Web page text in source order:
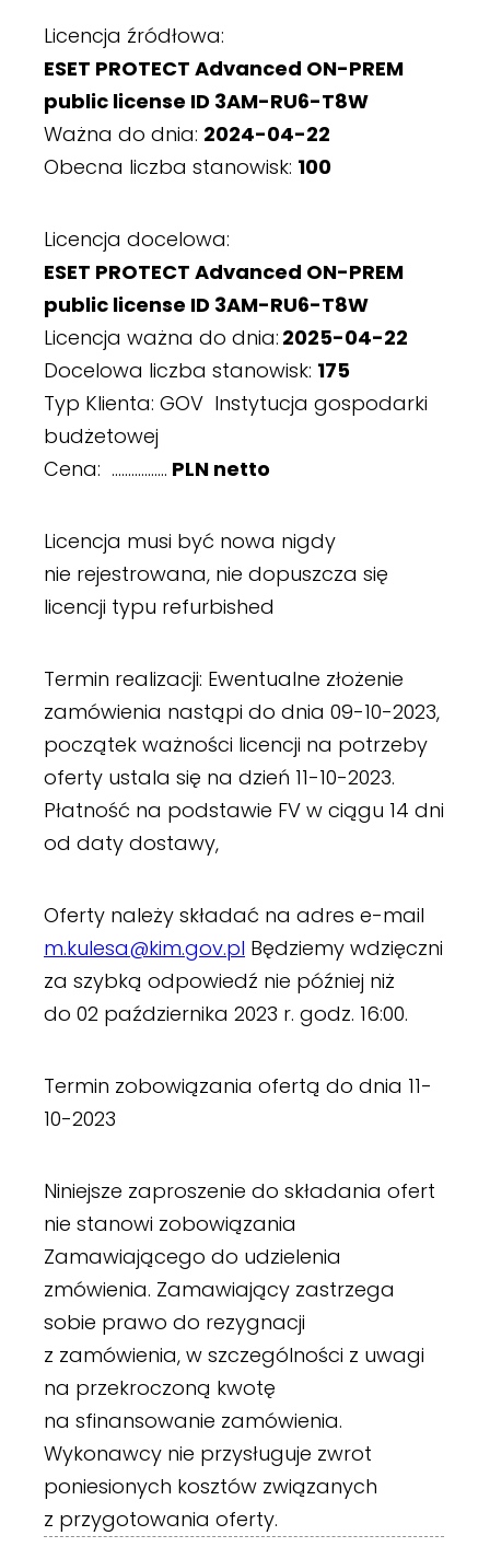
Licencja źródłowa:
ESET PROTECT Advanced ON-PREM
public license ID 3AM-RU6-T8W
Ważna do dnia: 2024-04-22
Obecna liczba stanowisk: 100
Licencja docelowa:
ESET PROTECT Advanced ON-PREM
public license ID 3AM-RU6-T8W
Licencja ważna do dnia: 2025-04-22
Docelowa liczba stanowisk: 175
Typ Klienta: GOV Instytucja gospodarki
budżetowej
Cena: …………….. PLN netto
Licencja musi być nowa nigdy
nie rejestrowana, nie dopuszcza się
licencji typu refurbished
Termin realizacji: Ewentualne złożenie
zamówienia nastąpi do dnia 09-10-2023,
początek ważności licencji na potrzeby
oferty ustala się na dzień 11-10-2023.
Płatność na podstawie FV w ciągu 14 dni
od daty dostawy,
Oferty należy składać na adres e-mail
m.kulesa@kim.gov.pl Będziemy wdzięczni
za szybką odpowiedź nie później niż
do 02 października 2023 r. godz. 16:00.
Termin zobowiązania ofertą do dnia 11-
10-2023
Niniejsze zaproszenie do składania ofert
nie stanowi zobowiązania
Zamawiającego do udzielenia
zmówienia. Zamawiający zastrzega
sobie prawo do rezygnacji
z zamówienia, w szczególności z uwagi
na przekroczoną kwotę
na sfinansowanie zamówienia.
Wykonawcy nie przysługuje zwrot
poniesionych kosztów związanych
z przygotowania oferty.